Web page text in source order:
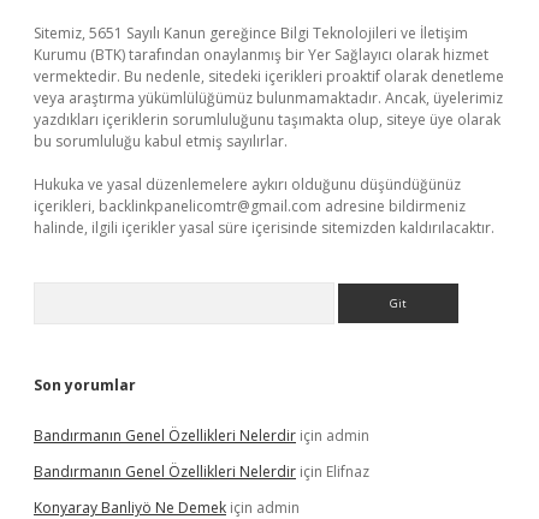
Sitemiz, 5651 Sayılı Kanun gereğince Bilgi Teknolojileri ve İletişim
Kurumu (BTK) tarafından onaylanmış bir Yer Sağlayıcı olarak hizmet
vermektedir. Bu nedenle, sitedeki içerikleri proaktif olarak denetleme
veya araştırma yükümlülüğümüz bulunmamaktadır. Ancak, üyelerimiz
yazdıkları içeriklerin sorumluluğunu taşımakta olup, siteye üye olarak
bu sorumluluğu kabul etmiş sayılırlar.
Hukuka ve yasal düzenlemelere aykırı olduğunu düşündüğünüz
içerikleri, backlinkpanelicomtr@gmail.com adresine bildirmeniz
halinde, ilgili içerikler yasal süre içerisinde sitemizden kaldırılacaktır.
Son yorumlar
Bandırmanın Genel Özellikleri Nelerdir için admin
Bandırmanın Genel Özellikleri Nelerdir için Elifnaz
Konyaray Banliyö Ne Demek için admin